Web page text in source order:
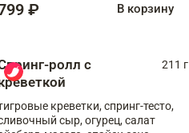
₽ В корзину
ролл с
211 г
креветки, спринг-тесто,
сыр, огурец, салат